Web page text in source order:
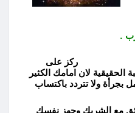
.
ركز على
الحقيقية لان امامك الكثير
بجرأة ولا تتردد باكتساب